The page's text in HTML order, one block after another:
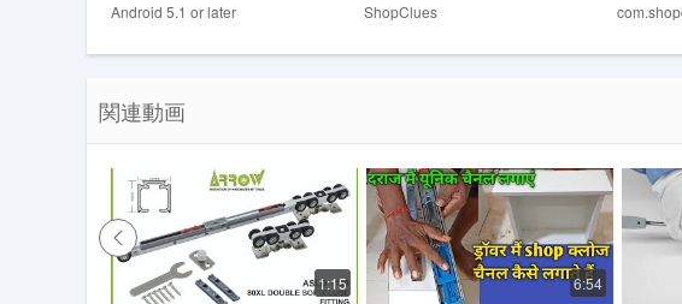
オンラインストアで次のカテゴリを探索してください。タブレット：
話、タブレット
されていないラップトップ＆amp;アクセサリー
amp;ヘッドフォン
•エレクトロニクス：テレビ、ACS、冷蔵庫、洗濯機、ホームエンターテ
ス
•home＆amp;キッチン：装飾、家具、家具、キッチン用品、ダイニング、
•ファッション：ウエスタンウェア、エスニックウェア、冬服、スポーツ
Android 5.1 or later ShopClues
関連動画
1:15 6:54